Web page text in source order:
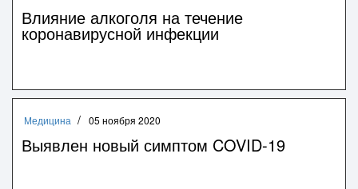
Влияние алкоголя на течение
коронавирусной инфекции
Медицина 05 ноября 2020
Выявлен новый симптом COVID-19